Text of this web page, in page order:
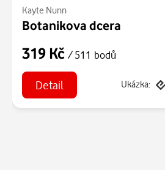
Kayte Nunn
Botanikova dcera
319 Kč / 511 bodů
Detail Ukázka: